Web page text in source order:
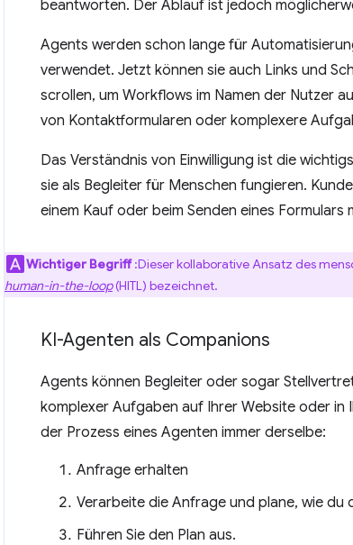
beantworten. Der Ablauf ist jedoch
Agents werden schon lange für
verwendet. Jetzt können sie auch Links und
scrollen, um Workflows im Namen der Nutzer
von Kontaktformularen oder komplexere
Das Verständnis von Einwilligung ist die
sie als Begleiter für Menschen fungieren.
einem Kauf oder beim Senden eines
Wichtiger Begriff:Dieser kollaborative Ansatz des
human-in-the-loop(HITL) bezeichnet.
KI-Agenten als Companions
Agents können Begleiter oder sogar
komplexer Aufgaben auf Ihrer Website oder
der Prozess eines Agenten immer derselbe:
Anfrage erhalten
Verarbeite die Anfrage und plane, wie
Führen Sie den Plan aus.